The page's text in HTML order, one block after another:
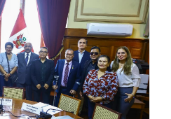
forma unánime, el dictamen
de ley que propone establecer
docente ordinario, para lo
de la Ley N.° 30220, Ley
elaborado por la comisión,